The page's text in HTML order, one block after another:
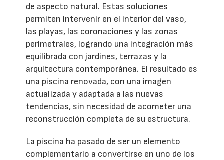
de aspecto natural. Estas soluciones
permiten intervenir en el interior del vaso,
las playas, las coronaciones y las zonas
perimetrales, logrando una integración más
equilibrada con jardines, terrazas y la
arquitectura contemporánea. El resultado es
una piscina renovada, con una imagen
actualizada y adaptada a las nuevas
tendencias, sin necesidad de acometer una
reconstrucción completa de su estructura.
La piscina ha pasado de ser un elemento
complementario a convertirse en uno de los